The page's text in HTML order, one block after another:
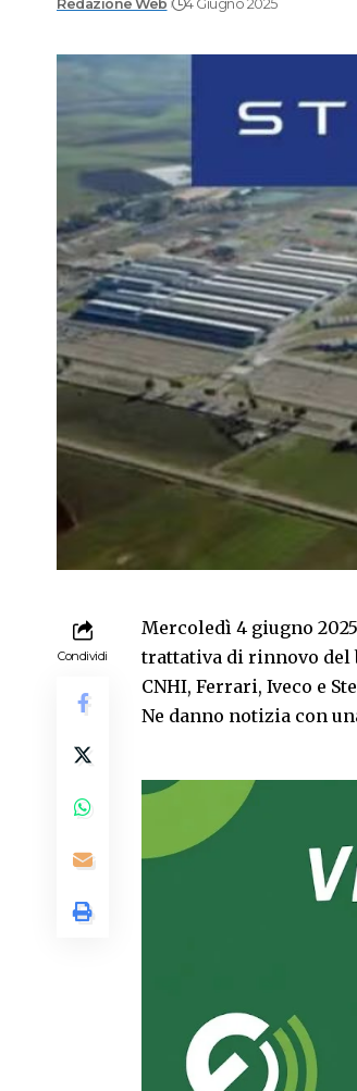
Redazione Web 4 Giugno 2025
Condividi
Mercoledì 4 giugno
trattativa di rinnovo del
CNHI, Ferrari, Iveco e
Ne danno notizia con